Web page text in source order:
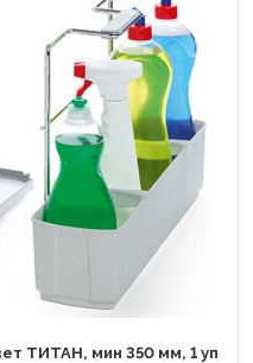
ТИТАН, мин 350 мм, 1 уп